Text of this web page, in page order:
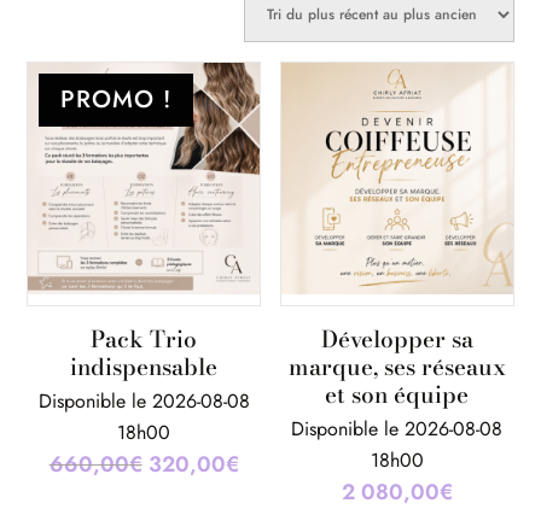
plus
récent
ancien
PROMO !
Pack Trio
indispensable
Disponible le 2026-08-08
18h00
660,00€ Le
320,00€Le
Développer sa
marque, ses réseaux
et son équipe
Disponible le 2026-08-08
18h00
2 080,00€